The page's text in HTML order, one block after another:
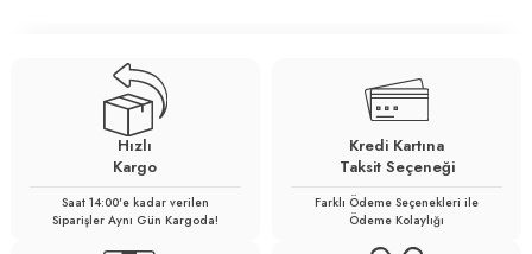
Hızlı
Kargo
Saat 14:00'e kadar verilen
Siparişler Aynı Gün Kargoda!
Kredi Kartına
Taksit Seçeneği
Farklı Ödeme Seçenekleri ile
Ödeme Kolaylığı